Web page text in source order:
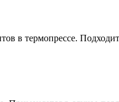
в термопрессе.